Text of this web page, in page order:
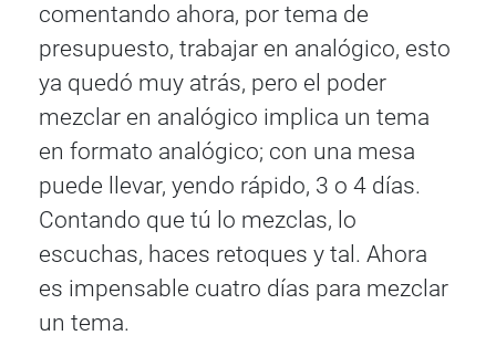
comentando ahora, por tema de
presupuesto, trabajar en analógico, esto
ya quedó muy atrás, pero el poder
mezclar en analógico implica un tema
en formato analógico; con una mesa
puede llevar, yendo rápido, 3 o 4 días.
Contando que tú lo mezclas, lo
escuchas, haces retoques y tal. Ahora
es impensable cuatro días para mezclar
un tema.